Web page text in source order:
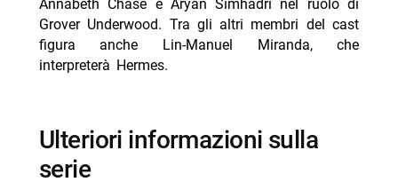
Annabeth Chase e Aryan Simhadri nel ruolo di
Grover Underwood. Tra gli altri membri del cast
figura anche Lin-Manuel Miranda, che
interpreterà Hermes.
Ulteriori informazioni sulla
serie